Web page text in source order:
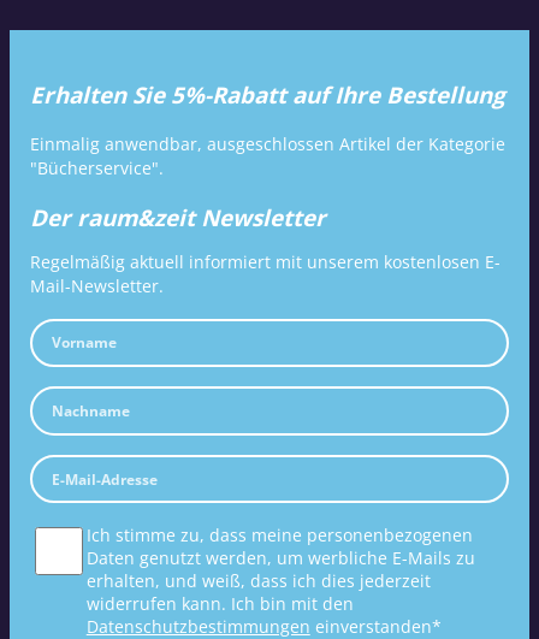
Erhalten Sie 5%-Rabatt auf Ihre Bestellung
Einmalig anwendbar, ausgeschlossen Artikel der Kategorie
"Bücherservice".
Der raum&zeit Newsletter
Regelmäßig aktuell informiert mit unserem kostenlosen E-
Mail-Newsletter.
Ich stimme zu, dass meine personenbezogenen
Daten genutzt werden, um werbliche E-Mails zu
erhalten, und weiß, dass ich dies jederzeit
widerrufen kann. Ich bin mit den
Datenschutzbestimmungen einverstanden*